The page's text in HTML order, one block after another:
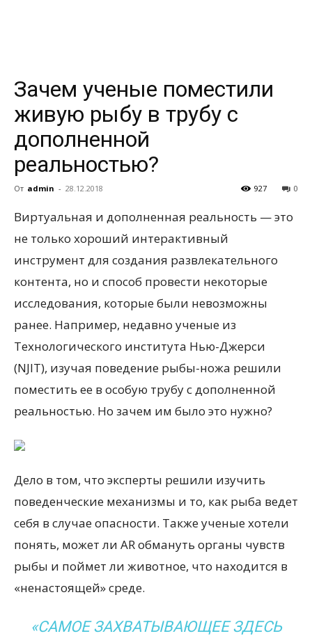
Зачем ученые поместили
живую рыбу в трубу c
дополненной
реальностью?
От admin - 28.12.2018 0
927
Виртуальная и дополненная реальность — это
не только хороший интерактивный
инструмент для создания развлекательного
контента, но и способ провести некоторые
исследования, которые были невозможны
ранее. Например, недавно ученые из
Технологического института Нью-Джерси
(NJIT), изучая поведение рыбы-ножа решили
поместить ее в особую трубу с дополненной
реальностью. Но зачем им было это нужно?
Дело в том, что эксперты решили изучить
поведенческие механизмы и то, как рыба ведет
себя в случае опасности. Также ученые хотели
понять, может ли AR обмануть органы чувств
рыбы и поймет ли животное, что находится в
«ненастоящей» среде.
«САМОЕ ЗАХВАТЫВАЮЩЕЕ ЗДЕСЬ